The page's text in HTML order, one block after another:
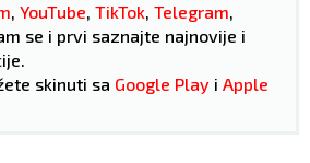
, YouTube, TikTok, Telegram,
se i prvi saznajte najnovije i
skinuti sa Google Play i Apple